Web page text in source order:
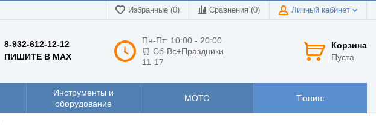
Избранные (0) Сравнения (0) Личный кабинет
8-932-612-12-12
ПИШИТЕ В MAX
Пн-Пт: 10:00 - 20:00
⏰ Сб-Вс+Праздники
11-17
Корзина
Пуста
Инструменты и
оборудование
МОТО Тюнинг